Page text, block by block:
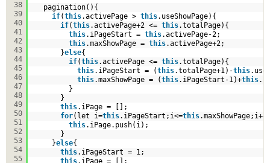
38
39
40
41
42
43
44
45
46
47
48
49
50
51
52
53
54
55
pagination(){
if(this.activePage > this.useShowPage){
if(this.activePage+2 <= this.totalPage){
this.iPageStart = this.activePage-2;
this.maxShowPage = this.activePage+2;
}else{
if(this.activePage <= this.totalPage){
this.iPageStart = (this.totalPage+1)-this
this.maxShowPage = (this.iPageStart-1)+this
}
}
this.iPage = [];
for(let i=this.iPageStart;i<=this
this.iPage.push(i);
}
}else{
this.iPageStart = 1;
this.iPage = [];